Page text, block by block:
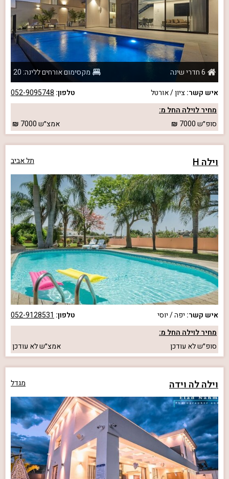
6 חדרי שינה
מקסימום אורחים ללינה: 20
איש קשר:ציון / אורטל טלפון: 052-9095748
מחיר לוילה החל מ:
סופ״ש7000 אמצ״ש7000
וילה H תל אביב
איש קשר: יפה / יוסי טלפון: 052-9128531
מחיר לוילה החל מ:
סופ״שלא עודכן אמצ״שלא עודכן
וילה לה וידה מגדל